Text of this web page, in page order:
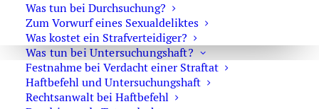
Was tun bei Durchsuchung?
Zum Vorwurf eines Sexualdeliktes
Was kostet ein Strafverteidiger?
Was tun bei Untersuchungshaft?
Festnahme bei Verdacht einer Straftat
Haftbefehl und Untersuchungshaft
Rechtsanwalt bei Haftbefehl
Keine Strafverfolgung trotz
Drogendelikt